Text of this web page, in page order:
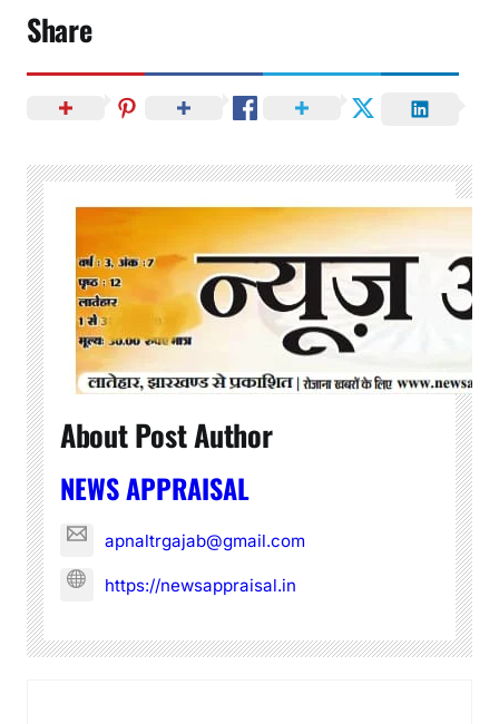
Share
About Post Author
NEWS APPRAISAL
apnaltrgajab@gmail.com
https://newsappraisal.in